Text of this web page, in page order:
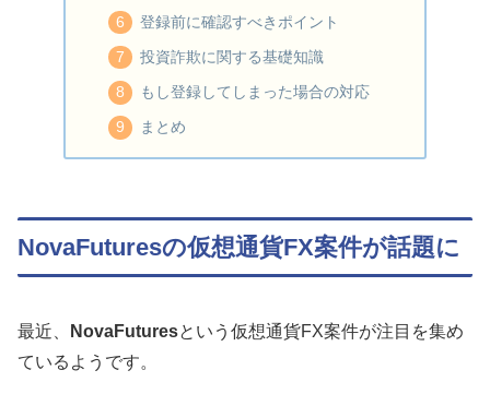
登録前に確認すべきポイント
投資詐欺に関する基礎知識
もし登録してしまった場合の対応
まとめ
NovaFuturesの仮想通貨FX案件が話題に
最近、 NovaFuturesという仮想通貨FX案件が注目を集め
ているようです。